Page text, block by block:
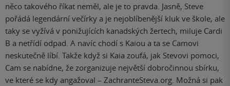
něco takového říkat neměl, ale je to pravda. Jasně, Steve
pořádá legendární večírky a je nejoblíbenější kluk ve škole, ale
taky se vyžívá v ponižujících kanadských žertech, miluje Cardi
B a netřídí odpad. A navíc chodí s Kaiou a ta se Camovi
neskutečně líbí. Takže když si Kaia zoufá, jak Stevovi pomoci,
Cam se nabídne, že zorganizuje největší dobročinnou sbírku,
ve které se kdy angažoval – ZachranteSteva.org. Možná si pak